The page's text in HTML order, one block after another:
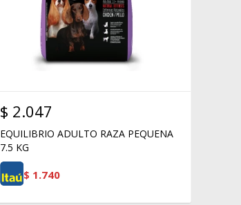
$ 2.047
EQUILIBRIO ADULTO RAZA PEQUENA
7.5 KG
$ 1.740